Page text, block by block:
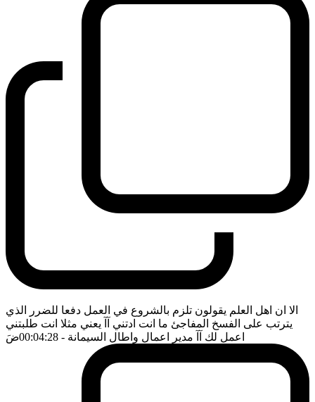
الا ان اهل العلم يقولون تلزم بالشروع في العمل دفعا للضرر الذي
يترتب على الفسخ المفاجئ ما انت ادتني آآ يعني مثلا انت طلبتني
اعمل لك آآ مدير اعمال واطال السيمانة - 00:04:28 ضَ